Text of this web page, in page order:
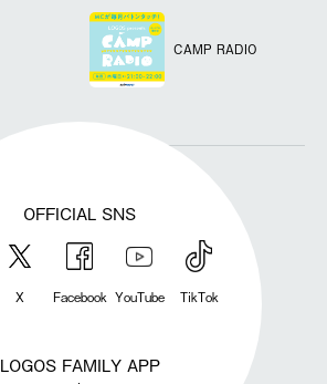
CAMP RADIO
OFFICIAL SNS
X Facebook YouTube TikTok
LOGOS FAMILY APP